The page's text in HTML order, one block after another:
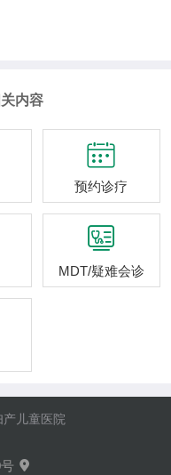
内容

预约诊疗

MDT/疑难会诊
儿童医院
